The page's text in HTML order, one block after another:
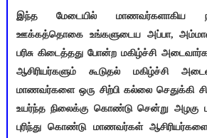
இந்த மேடையில் மாணவர்களாகிய
ஊக்கத்தொகை உங்களுடைய அப்பா,
பரிசு கிடைத்தது போன்ற மகிழ்ச்சி
ஆசிரியர்களும் கூடுதல் மகிழ்ச்சி
மாணவர்களை ஒரு சிற்பி கல்லை செதுக்கி
உயர்ந்த நிலைக்கு கொண்டு சென்று அழகு
புரிந்து கொண்டு மாணவர்கள்